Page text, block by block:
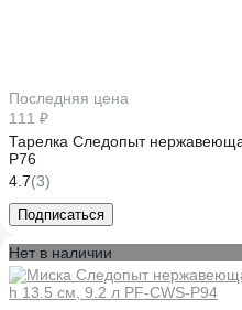
Последняя цена
111 ₽
Тарелка Следопыт
P76
4.7(3)
Подписаться
Нет в наличии